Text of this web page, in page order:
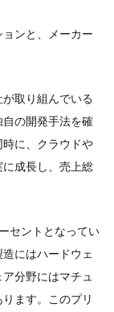
ンと、メーカー
取り組んでいる
の開発手法を確
に、クラウドや
成長し、売上総
セントとなってい
にはハードウェ
分野にはマチュ
ます。このプリ